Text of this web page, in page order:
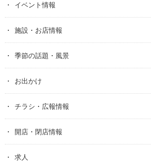
イベント情報
施設・お店情報
季節の話題・風景
お出かけ
チラシ・広報情報
開店・閉店情報
求人